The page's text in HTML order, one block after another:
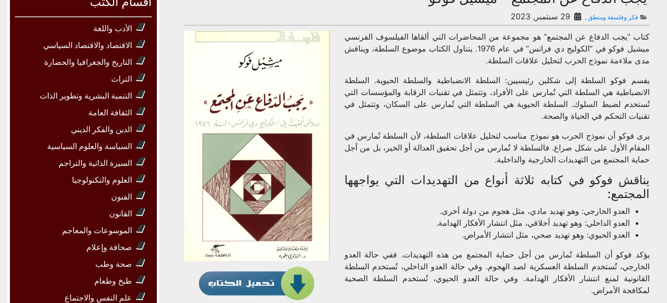
فكر وفلسفة ومنطق ,
كتاب “يجب الدفاع عن المجتمع” هو مجموعة من المحاضرات التي ألقاها الفيلسوف الفرنسي
ميشيل فوكو في “الكوليج دي فرانس” في عام 1976. يتناول الكتاب موضوع السلطة، ويناقش
مدى ملاءمة نموذج الحرب لتحليل علاقات السلطة.
يقسم فوكو السلطة إلى شكلين رئيسيين: السلطة الانضباطية والسلطة الحيوية. السلطة
الانضباطية هي السلطة التي تُمارس على الأفراد، وتتمثل في تقنيات الرقابة والمؤسسات التي
تُستخدم لضبط السلوك. السلطة الحيوية هي السلطة التي تُمارس على السكان، وتتمثل في
تقنيات التحكم في الحياة والصحة.
يرى فوكو أن نموذج الحرب هو نموذج مناسب لتحليل علاقات السلطة، لأن السلطة تُمارس في
المقام الأول على شكل صراع. فالسلطة لا تُمارس من أجل تحقيق العدالة أو الخير، بل من أجل
حماية المجتمع من التهديدات الخارجية والداخلية.
يناقش فوكو في كتابه ثلاثة أنواع من التهديدات التي يواجهها
المجتمع:
العدو الخارجي: وهو تهديد مادي، مثل هجوم من دولة أخرى.
العدو الداخلي: وهو تهديد أخلاقي، مثل انتشار الأفكار الهدامة.
العدو الحيوي: وهو تهديد صحي، مثل انتشار الأمراض.
يؤكد فوكو أن السلطة تُمارس من أجل حماية المجتمع من هذه التهديدات. ففي حالة العدو
الخارجي، تُستخدم السلطة العسكرية لصد الهجوم. وفي حالة العدو الداخلي، تُستخدم السلطة
القانونية لمنع انتشار الأفكار الهدامة. وفي حالة العدو الحيوي، تُستخدم السلطة الصحية
لمكافحة الأمراض.
الأدب واللغة
الاقتصاد والاقتصاد السياسي
التاريخ والجغرافيا والحضارة
التراث
التنمية البشرية وتطوير الذات
الثقافة العامة
الدين والفكر الديني
السياسة والعلوم السياسية
السيرة الذاتية والتراجم
العلوم والتكنولوجيا
الفنون
القانون
الموسوعات والمعاجم
صحافة وإعلام
صحة وطب
طبخ وطعام
علم النفس والاجتماع